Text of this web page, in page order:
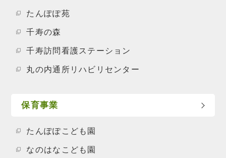
たんぽぽ苑
千寿の森
千寿訪問看護ステーション
丸の内通所リハビリセンター
保育事業
たんぽぽこども園
なのはなこども園